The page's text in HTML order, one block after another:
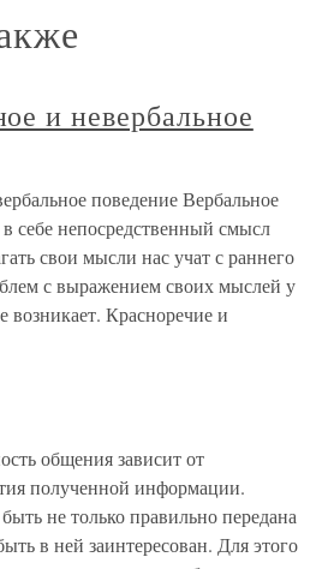
и невербальное
поведение Вербальное
себе непосредственный смысл
свои мысли нас учат с раннего
с выражением своих мыслей у
возникает. Красноречие и
общения зависит от
полученной информации.
не только правильно передана
в ней заинтересован. Для этого